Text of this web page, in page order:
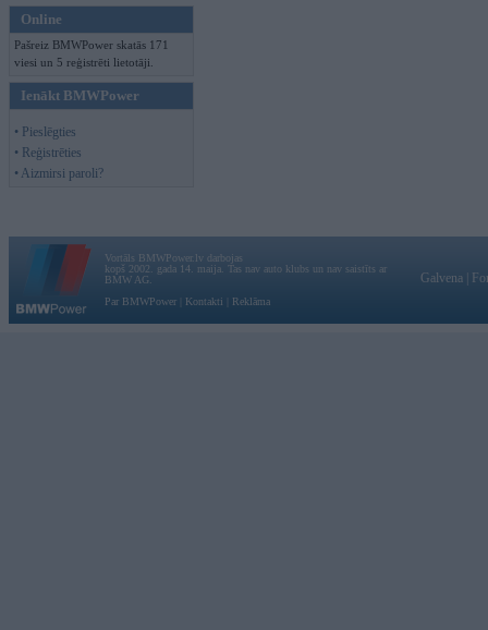
Online
Pašreiz BMWPower skatās 171
viesi un 5 reģistrēti lietotāji.
Ienākt BMWPower
• Pieslēgties
• Reģistrēties
• Aizmirsi paroli?
Vortāls BMWPower.lv darbojas
kopš 2002. gada 14. maija. Tas nav auto klubs un nav saistīts ar
BMW AG.
Par BMWPower
Kontakti Reklāma
Galvena